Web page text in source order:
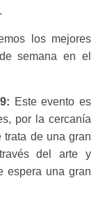
los mejores
semana en el
Este evento es
por la cercanía
de una gran
del arte y
espera una gran